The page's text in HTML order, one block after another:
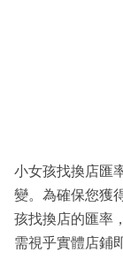
區
小女孩找換店匯
變。為確保您獲
孩找換店的匯率
需視乎實體店鋪